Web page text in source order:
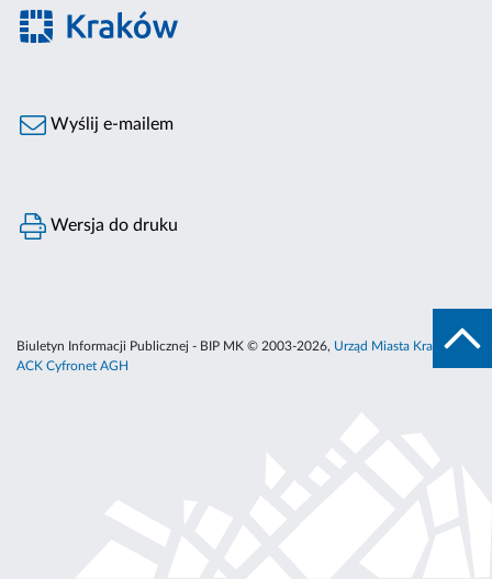
Wyślij e-mailem
Wersja do druku
Biuletyn Informacji Publicznej - BIP MK © 2003-2026, Urząd Miasta Krakowa
ACK Cyfronet AGH